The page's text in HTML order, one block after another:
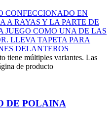
tiene múltiples variantes. Las
de producto
DE POLAINA